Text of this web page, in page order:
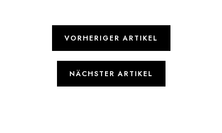
VORHERIGER ARTIKEL
NÄCHSTER ARTIKEL